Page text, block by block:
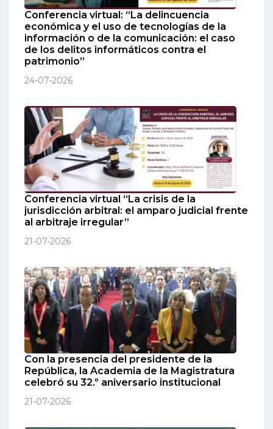
Conferencia virtual: “La delincuencia
económica y el uso de tecnologías de la
información o de la comunicación: el caso
de los delitos informáticos contra el
patrimonio”
24-07-2026
Conferencia virtual “La crisis de la
jurisdicción arbitral: el amparo judicial frente
al arbitraje irregular”
21-07-2026
Con la presencia del presidente de la
República, la Academia de la Magistratura
celebró su 32.º aniversario institucional
21-07-2026